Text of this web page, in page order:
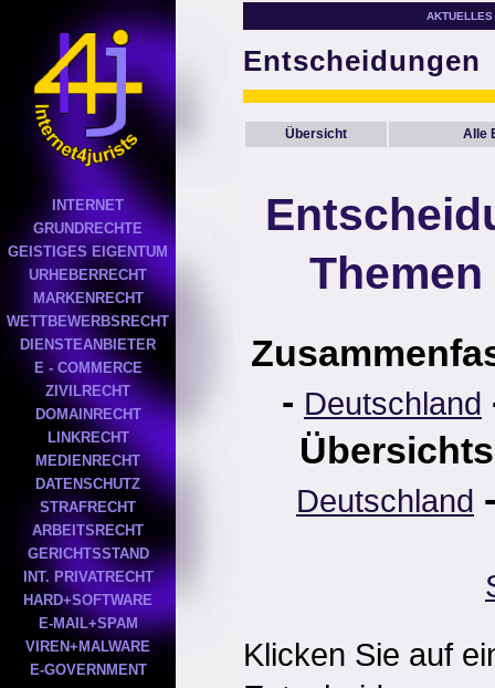
INTERNET
GRUNDRECHTE
GEISTIGES EIGENTUM
URHEBERRECHT
MARKENRECHT
WETTBEWERBSRECHT
DIENSTEANBIETER
E - COMMERCE
ZIVILRECHT
DOMAINRECHT
LINKRECHT
MEDIENRECHT
DATENSCHUTZ
STRAFRECHT
ARBEITSRECHT
GERICHTSSTAND
INT. PRIVATRECHT
HARD+SOFTWARE
E-MAIL+SPAM
VIREN+MALWARE
E-GOVERNMENT
AKTUELLES
Entscheidungen
Übersicht Alle
- Deutschland
Deutschland
Klicken Sie auf